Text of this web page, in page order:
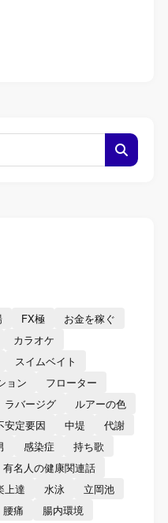
FX極
お金を稼ぐ
カラオケ
スイムベイト
ョン
フローター
ラバージグ
ルアーの色
安定要因 中堤
代謝
感染症
持ち歌
有名人の健康関連話
上達 水泳
立岡池
腰痛
腸内環境